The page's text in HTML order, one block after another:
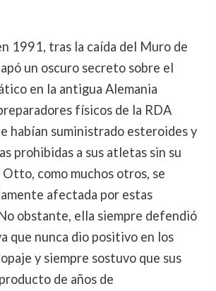
1991, tras la caída del Muro de
un oscuro secreto sobre el
en la antigua Alemania
físicos de la RDA
habían suministrado esteroides y
prohibidas a sus atletas sin su
como muchos otros, se
afectada por estas
obstante, ella siempre defendió
que nunca dio positivo en los
y siempre sostuvo que sus
de años de